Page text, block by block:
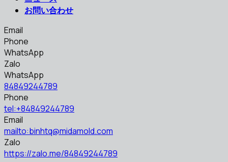
お問い合わせ
Email
Phone
WhatsApp
Zalo
WhatsApp
84849244789
Phone
tel:+84849244789
Email
mailto:binhtq@midamold.com
Zalo
https://zalo.me/84849244789